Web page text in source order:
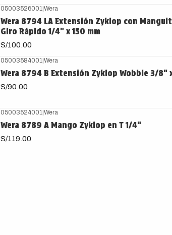
05003526001 |Wera
Wera 8794 LA Extensión Zyklop con
Giro Rápido 1/4" x 150 mm
S/100.00
05003584001 |Wera
Wera 8794 B Extensión Zyklop Wobble 3/8"
S/90.00
05003524001 |Wera
Wera 8789 A Mango Zyklop en T 1/4"
S/119.00